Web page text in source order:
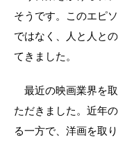
そうです。このエピ
ではなく、人と人と
てきました。
最近の映画業界を
ただきました。近年
る一方で、洋画を取